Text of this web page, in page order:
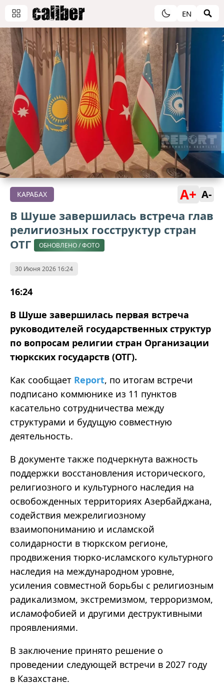
EN
КАРАБАХ A+ A-
В Шуше завершилась встреча глав
религиозных госструктур стран
ОТГ
ОБНОВЛЕНО / ФОТО
30 Июня 2026 16:24
16:24
В Шуше завершилась первая встреча
руководителей государственных структур
по вопросам религии стран Организации
тюркских государств (ОТГ).
Как сообщает Report, по итогам встречи
подписано коммюнике из 11 пунктов
касательно сотрудничества между
структурами и будущую совместную
деятельность.
В документе также подчеркнута важность
поддержки восстановления исторического,
религиозного и культурного наследия на
освобожденных территориях Азербайджана,
содействия межрелигиозному
взаимопониманию и исламской
солидарности в тюркском регионе,
продвижения тюрко-исламского культурного
наследия на международном уровне,
усиления совместной борьбы с религиозным
радикализмом, экстремизмом, терроризмом,
исламофобией и другими деструктивными
проявлениями.
В заключение принято решение о
проведении следующей встречи в 2027 году
в Казахстане.